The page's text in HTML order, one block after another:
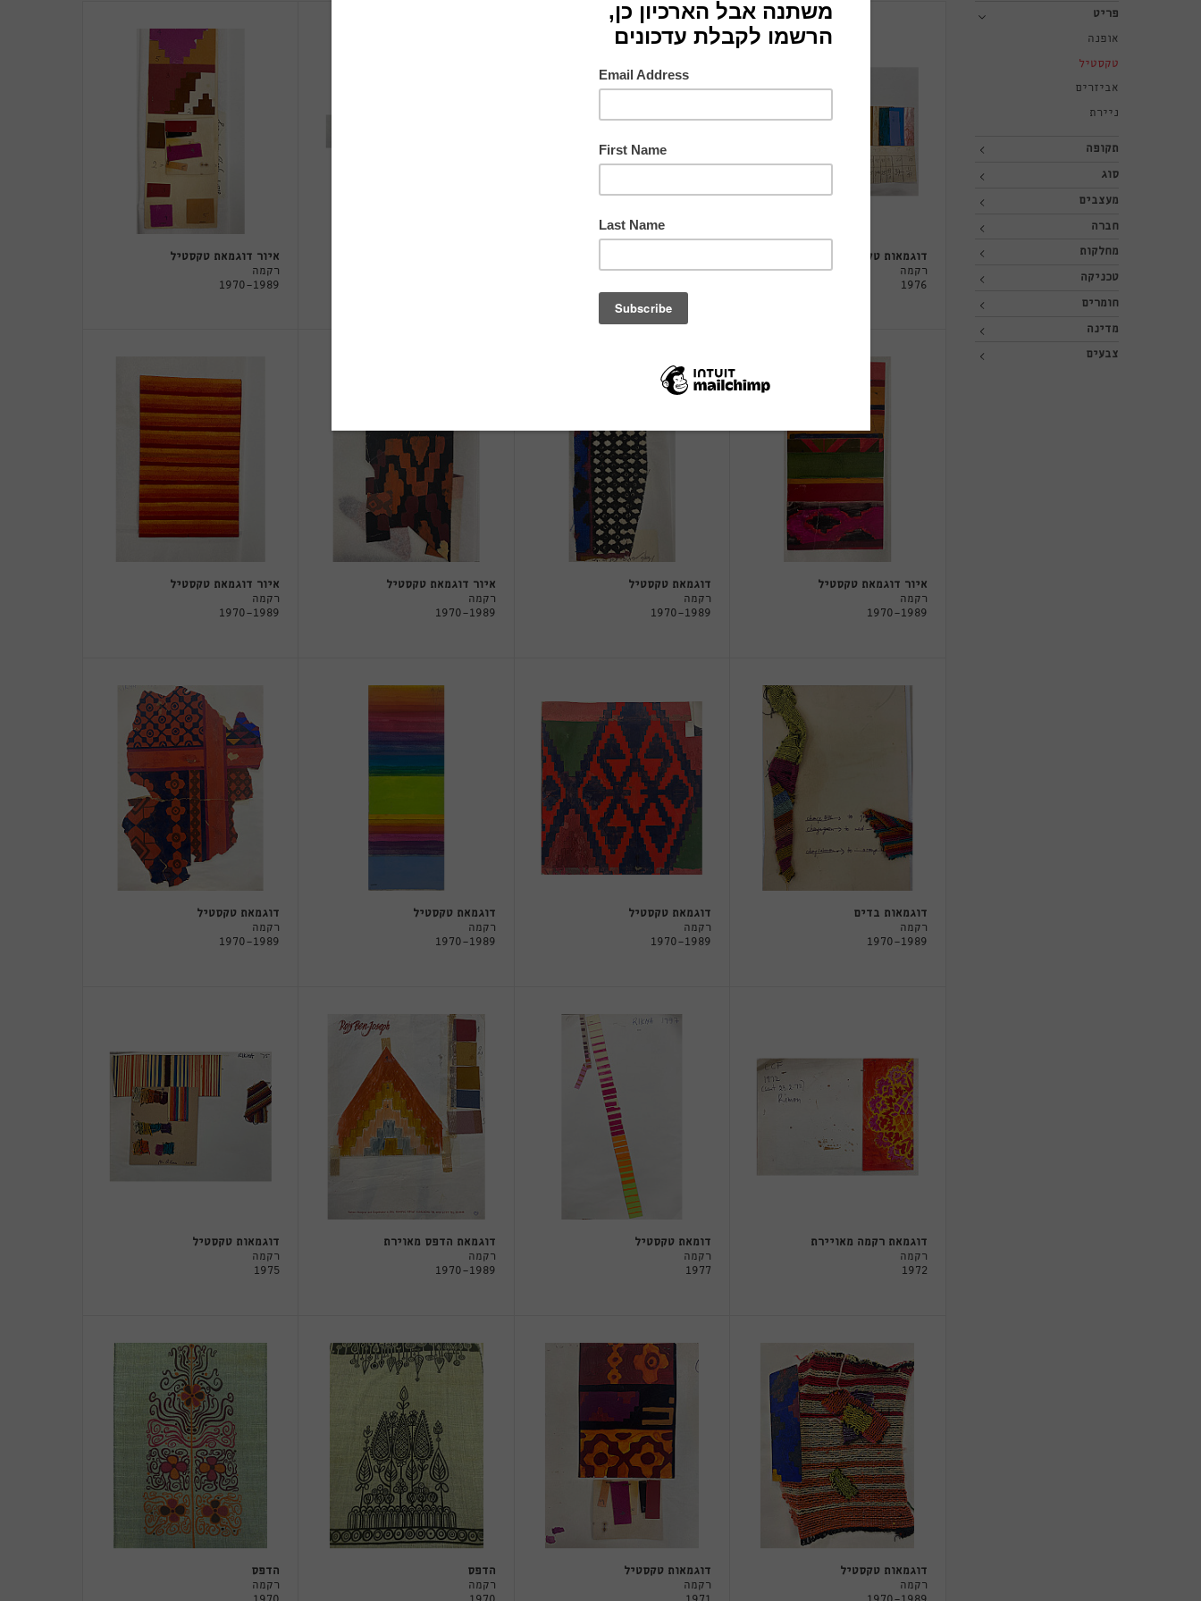
פריט
אופנה
טקסטיל
אביזרים
ניירת
תקופה
סוג
מעצבים
חברה
מחלקות
טכניקה
חומרים
מדינה
צבעים
דוגמאות טקסטיל
רקמה
1976
רקמה
איור דוגמאת טקסטיל
רקמה
1970-1989
איור דוגמאת טקסטיל
רקמה
1970-1989
דוגמאת טקסטיל
רקמה
1970-1989
איור דוגמאת טקסטיל
רקמה
1970-1989
איור דוגמאת טקסטיל
רקמה
1970-1989
דוגמאות בדים
רקמה
1970-1989
דוגמאת טקסטיל
רקמה
1970-1989
דוגמאת טקסטיל
רקמה
1970-1989
דוגמאת טקסטיל
רקמה
1970-1989
דוגמאת רקמה מאויירת
רקמה
1972
דומאת טקסטיל
רקמה
1977
דוגמאת הדפס מאוירת
רקמה
1970-1989
דוגמאות טקסטיל
רקמה
1975
דוגמאות טקסטיל
רקמה
דוגמאות טקסטיל
רקמה
הדפס
רקמה
הדפס
רקמה